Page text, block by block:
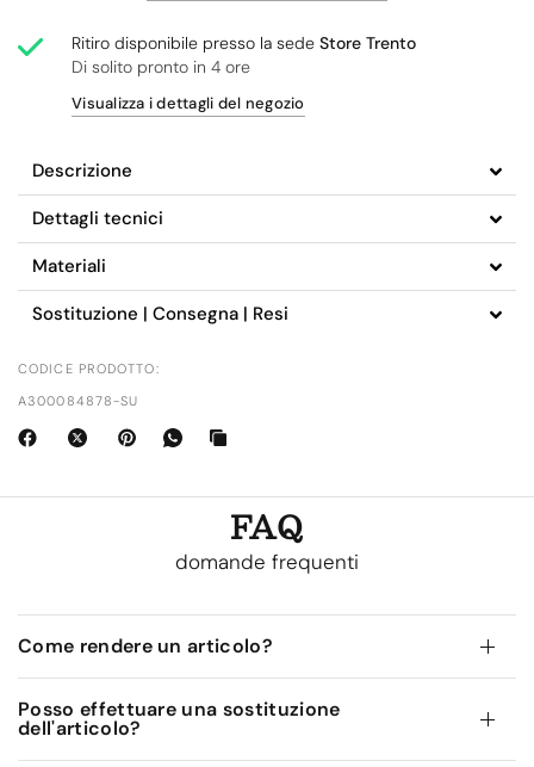
Ritiro disponibile presso la sedeStore Trento
Di solito pronto in 4 ore
Visualizza i dettagli del negozio
Descrizione
Dettagli tecnici
Materiali
Sostituzione | Consegna | Resi
CODICE PRODOTTO:
A300084878-SU
FAQ
domande frequenti
Come rendere un articolo?
Posso effettuare una sostituzione
dell'articolo?